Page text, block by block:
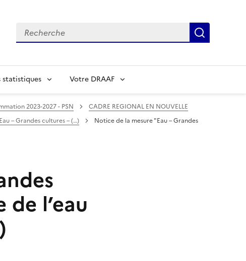
Recherche
statistiques Votre DRAAF
2023-2027 - PSN
CADRE REGIONAL EN NOUVELLE
– Grandes cultures – (…)
Notice de la mesure "Eau – Grandes
l’eau